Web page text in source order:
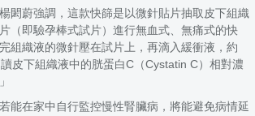
閎蔚強調，這款快篩是以微針貼片抽取皮下組織
（即驗孕棒式試片）進行無血式、無痛式的快
組織液的微針壓在試片上，再滴入緩衝液，約
皮下組織液中的胱蛋白C（Cystatin C）相對濃
能在家中自行監控慢性腎臟病，將能避免病情延